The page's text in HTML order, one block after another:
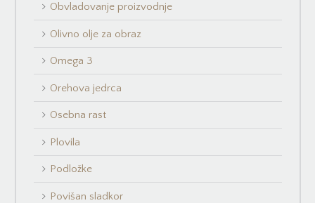
Obvladovanje proizvodnje
Olivno olje za obraz
Omega 3
Orehova jedrca
Osebna rast
Plovila
Podložke
Povišan sladkor